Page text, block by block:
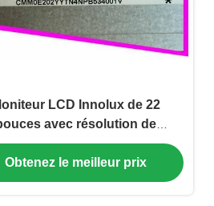
LCD Innolux de 22
avec résolution de
pixels et luminosité de
cd/m2 pour affichage grand
écran
Obtenez le meilleur prix